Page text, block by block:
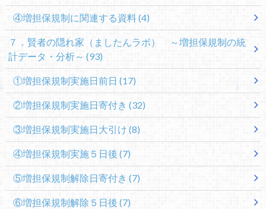
④増担保規制に関連する資料(4)
７．賢者の隠れ家（ましたんラボ） ～増担保規制の統
計データ・分析～ (93)
①増担保規制実施日前日 (17)
②増担保規制実施日寄付き (32)
③増担保規制実施日大引け (8)
④増担保規制実施５日後 (7)
⑤増担保規制解除日寄付き (7)
⑥増担保規制解除５日後 (7)